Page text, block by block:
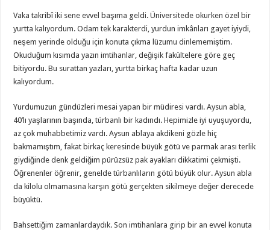
Vaka takribî iki sene evvel başıma geldi. Üniversitede okurken özel bir
yurtta kalıyordum. Odam tek karakterdi, yurdun imkânları gayet iyiydi,
neşem yerinde olduğu için konuta çıkma lüzumu dinlememiştim.
Okuduğum kısımda yazın imtihanlar, değişik fakültelere göre geç
bitiyordu. Bu surattan yazları, yurtta birkaç hafta kadar uzun
kalıyordum.
Yurdumuzun gündüzleri mesai yapan bir müdiresi vardı. Aysun abla,
40’lı yaşlarının başında, türbanlı bir kadındı. Hepimizle iyi uyuşuyordu,
az çok muhabbetimiz vardı. Aysun ablaya akdikeni gözle hiç
bakmamıştım, fakat birkaç keresinde büyük götü ve parmak arası terlik
giydiğinde denk geldiğim pürüzsüz pak ayakları dikkatimi çekmişti.
Öğrenenler öğrenir, genelde türbanlıların götü büyük olur. Aysun abla
da kilolu olmamasına karşın götü gerçekten sikilmeye değer derecede
büyüktü.
Bahsettiğim zamanlardaydık. Son imtihanlara girip bir an evvel konuta